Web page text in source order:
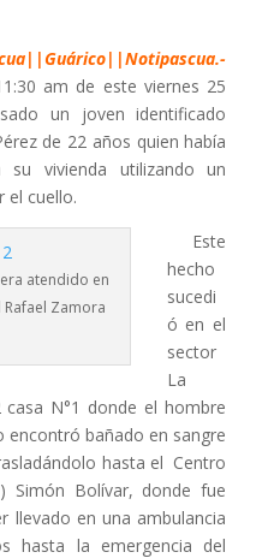
am de este viernes 25
un joven identificado
de 22 años quien había
su vivienda utilizando un
el cuello.
atendido en
Zamora
Este
hecho
sucedi
ó en el
sector
La
N°1 donde el hombre
encontró bañado en sangre
hasta el Centro
Simón Bolívar, donde fue
llevado en una ambulancia
hasta la emergencia del